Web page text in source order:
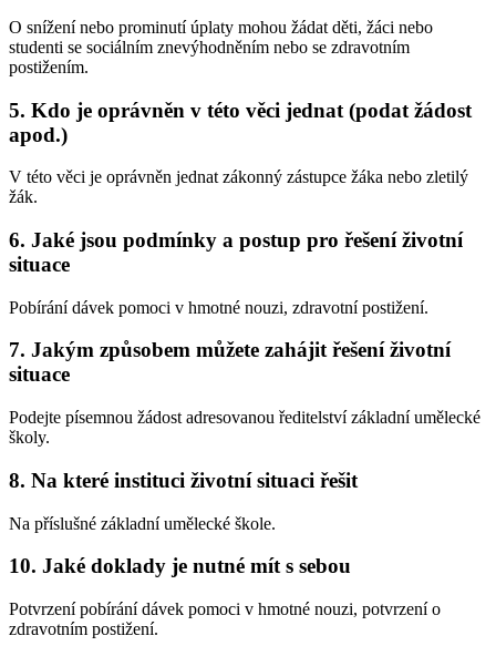
O snížení nebo prominutí úplaty mohou žádat děti, žáci nebo
studenti se sociálním znevýhodněním nebo se zdravotním
postižením.
5. Kdo je oprávněn v této věci jednat (podat žádost
apod.)
V této věci je oprávněn jednat zákonný zástupce žáka nebo zletilý
žák.
6. Jaké jsou podmínky a postup pro řešení životní
situace
Pobírání dávek pomoci v hmotné nouzi, zdravotní postižení.
7. Jakým způsobem můžete zahájit řešení životní
situace
Podejte písemnou žádost adresovanou ředitelství základní umělecké
školy.
8. Na které instituci životní situaci řešit
Na příslušné základní umělecké škole.
10. Jaké doklady je nutné mít s sebou
Potvrzení pobírání dávek pomoci v hmotné nouzi, potvrzení o
zdravotním postižení.